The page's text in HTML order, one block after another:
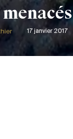
17 janvier 2017